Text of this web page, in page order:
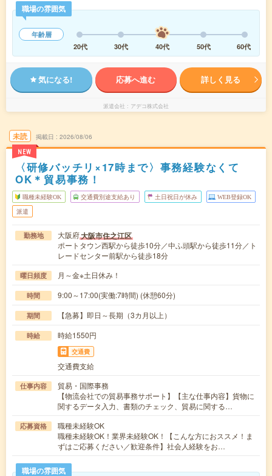
職場の雰囲気
年齢層
20代
30代 40代 50代 60代
気になる! 応募へ進む 詳しく見る
派遣会社 アデコ株式会社
未読
NEW
掲載日 2026/08/06
〈研修バッチリ×17時まで〉事務経験なくて
OK＊貿易事務！
職種未経験OK 交通費別途支給あり 土日祝日が休み WEB登録OK
派遣
勤務地 大阪府大阪市住之江区
ポートタウン西駅から徒歩10分／中ふ頭駅から徒歩11分／ト
レードセンター前駅から徒歩18分
曜日頻度 月～金※土日休み！
時間 9:00～17:00(実働:7時間) (休憩60分)
期間 【急募】即日～長期（3カ月以上）
時給 時給1550円
交通費
交通費支給
仕事内容
貿易・国際事務
【物流会社での貿易事務サポート】【主な仕事内容】貨物に
関するデータ入力、書類のチェック、貿易に関する…
応募資格
職種未経験OK
職種未経験OK！業界未経験OK！【こんな方におススメ！ま
ずはご応募ください／歓迎条件】社会人経験をお…
職場の雰囲気